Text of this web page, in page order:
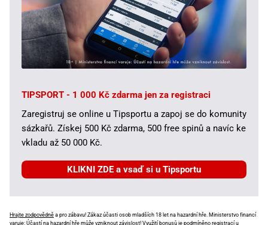
TIPSPORT - 1 000 Kč zdarma jen za registraci
Zaregistruj se online u Tipsportu a zapoj se do komunity
sázkařů. Získej 500 Kč zdarma, 500 free spinů a navíc ke
vkladu až 50 000 Kč.
KLIKNI ZDE a vsaď si u Tipsportu
Hrajte zodpovědně a pro zábavu! Zákaz účasti osob mladších 18 let na hazardní hře. Ministerstvo financí
varuje: Účastí na hazardní hře může vzniknout závislost! Využití bonusů je podmíněno registrací u